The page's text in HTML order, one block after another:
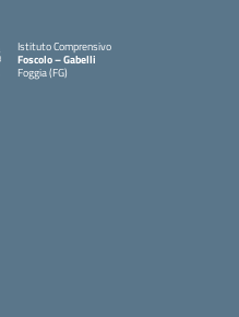
Istituto Comprensivo
Foscolo – Gabelli
Foggia (FG)
— Visita la pagina iniziale della scuola